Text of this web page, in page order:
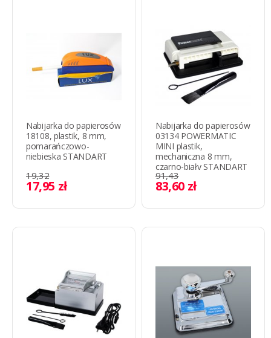
Nabijarka do papierosów
18108, plastik, 8 mm,
pomarańczowo-
niebieska STANDART
19,32
17,95 zł
Nabijarka do papierosów
03134 POWERMATIC
MINI plastik,
mechaniczna 8 mm,
czarno-biały STANDART
91,43
83,60 zł